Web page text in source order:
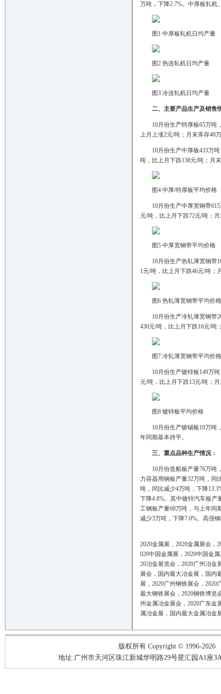
万吨，下降2.7%。中厚板轧机
图1 中厚板轧机日均产量
图2 热连轧机日均产量
图3 冷连轧机日均产量
二、主要产品生产及销售
10月份生产特厚板65万吨
上月上涨2元/吨；月末库存40
10月份生产中厚板433万
吨，比上月下跌138元/吨；月
图4 中厚/特厚板平均价格
10月份生产中厚宽钢带
元/吨，比上月下跌72元/吨；
图5 中厚宽钢带平均价格
10月份生产热轧薄宽钢带
1元/吨，比上月下跌46元/吨；
图6 热轧薄宽钢带平均价格
10月份生产冷轧薄宽钢带
430元/吨，比上月下跌16元/吨
图7 冷轧薄宽钢带平均价格
10月份生产镀锌板149万
元/吨，比上月下跌13元/吨；
图8 镀锌板平均价格
10月份生产镀锡板10万吨
年同期基本持平。
三、重点品种生产情况：
10月份造船板产量76万吨
力容器用钢板产量32万吨，同
吨，同比减少4万吨，下降
下降4.8%。其中镀锌汽车板产
工钢板产量68万吨，与上年同
减少3万吨，下降7.0%。高强
2020金属展， 2020金属展会，
020中国金属展， 2020中国金
20冶金展览会， 2020广州冶金
展会，国内最大冶金展，国内
展， 2020广州钢铁展会， 2020
最大钢铁展会， 2020钢铁博览
州金属冶金展会， 2020广东金
属冶金展，国内最大金属冶金
版权所有 Copyright © 1996-2026
地址:广州市天河区珠江新城华明路29号星汇园A1座